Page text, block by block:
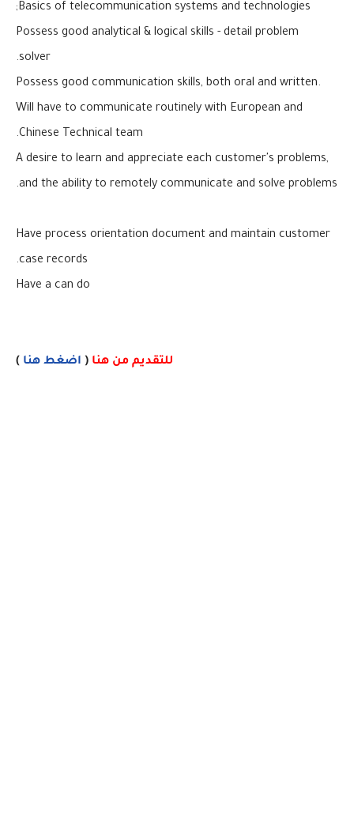
Basics of telecommunication systems and technologies;
Possess good analytical & logical skills - detail problem
solver.
Possess good communication skills, both oral and written.
Will have to communicate routinely with European and
Chinese Technical team.
A desire to learn and appreciate each customer's problems,
and the ability to remotely communicate and solve problems.
Have process orientation document and maintain customer
case records.
للتقديم من هنا ( اضغط هنا )